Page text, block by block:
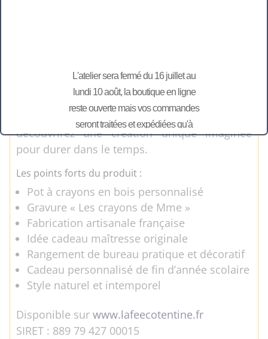
Chaque pièce est réalisée artisanalement avec
amour et minutie. Par conséquent, vous
découvrirez une création unique imaginée
pour durer dans le temps.
Les points forts du produit :
Pot à crayons en bois personnalisé
Gravure « Les crayons de Mme »
Fabrication artisanale française
Idée cadeau maîtresse originale
Rangement de bureau pratique et décoratif
Cadeau personnalisé de fin d’année scolaire
Style naturel et intemporel
Disponible sur www.lafeecotentine.fr
SIRET : 889 79 427 00015
L'atelier sera fermé du 16 juillet au
lundi 10 août, la boutique en ligne
reste ouverte mais vos commandes
seront traitées et expédiées qu'à
partir du 11 août.